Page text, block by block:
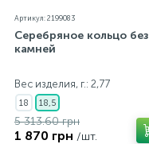
Артикул: 2199083
Серебряное кольцо без
камней
Вес изделия, г.: 2,77
18 18,5
5 313.60 грн
1 870 грн /шт.